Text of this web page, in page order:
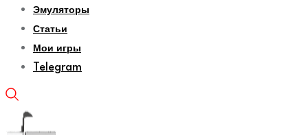
Эмуляторы
Статьи
Мои игры
Telegram